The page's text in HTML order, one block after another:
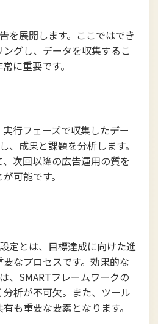
を展開します。ここではでき
グし、データを収集するこ
に重要です。
行フェーズで収集したデー
、成果と課題を分析します。
次回以降の広告運用の質を
可能です。
定とは、目標達成に向けた進
なプロセスです。効果的な
、SMARTフレームワークの
析が不可欠。また、ツール
も重要な要素となります。